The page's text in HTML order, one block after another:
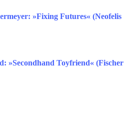
»Fixing Futures« (Neofelis
»Secondhand Toyfriend« (Fischer